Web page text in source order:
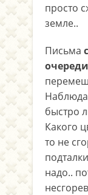
просто
земле..
Письма
очереди
быстро
Какого
то не
надо..